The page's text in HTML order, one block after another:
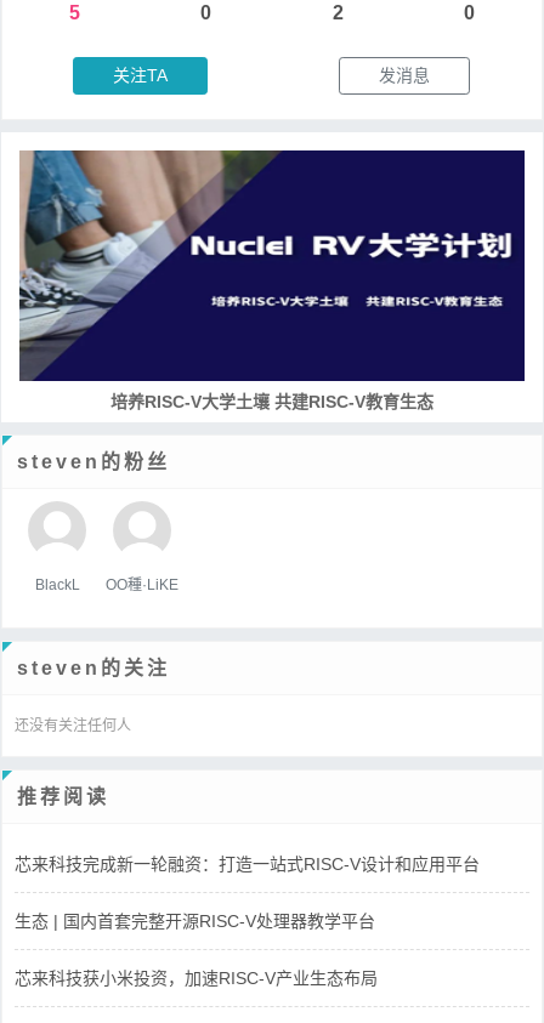
5
0
2
0
关注TA 发消息
培养RISC-V大学土壤 共建RISC-V教育生态
steven的粉丝
BlackL OO種·LiKE
steven的关注
还没有关注任何人
推荐阅读
芯来科技完成新一轮融资：打造一站式RISC-V设计和应用平台
生态 | 国内首套完整开源RISC-V处理器教学平台
芯来科技获小米投资，加速RISC-V产业生态布局